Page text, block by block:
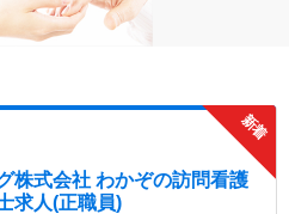
株式会社 わかぞの訪問看護
求人(正職員)